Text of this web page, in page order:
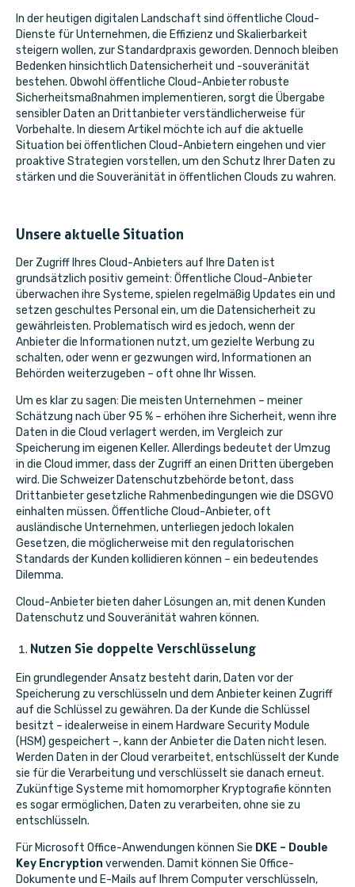
In der heutigen digitalen Landschaft sind öffentliche Cloud-
Dienste für Unternehmen, die Effizienz und Skalierbarkeit
steigern wollen, zur Standardpraxis geworden. Dennoch bleiben
Bedenken hinsichtlich Datensicherheit und -souveränität
bestehen. Obwohl öffentliche Cloud-Anbieter robuste
Sicherheitsmaßnahmen implementieren, sorgt die Übergabe
sensibler Daten an Drittanbieter verständlicherweise für
Vorbehalte. In diesem Artikel möchte ich auf die aktuelle
Situation bei öffentlichen Cloud-Anbietern eingehen und vier
proaktive Strategien vorstellen, um den Schutz Ihrer Daten zu
stärken und die Souveränität in öffentlichen Clouds zu wahren.
Unsere aktuelle Situation
Der Zugriff Ihres Cloud-Anbieters auf Ihre Daten ist
grundsätzlich positiv gemeint: Öffentliche Cloud-Anbieter
überwachen ihre Systeme, spielen regelmäßig Updates ein und
setzen geschultes Personal ein, um die Datensicherheit zu
gewährleisten. Problematisch wird es jedoch, wenn der
Anbieter die Informationen nutzt, um gezielte Werbung zu
schalten, oder wenn er gezwungen wird, Informationen an
Behörden weiterzugeben – oft ohne Ihr Wissen.
Um es klar zu sagen: Die meisten Unternehmen – meiner
Schätzung nach über 95 % – erhöhen ihre Sicherheit, wenn ihre
Daten in die Cloud verlagert werden, im Vergleich zur
Speicherung im eigenen Keller. Allerdings bedeutet der Umzug
in die Cloud immer, dass der Zugriff an einen Dritten übergeben
wird. Die Schweizer Datenschutzbehörde betont, dass
Drittanbieter gesetzliche Rahmenbedingungen wie die DSGVO
einhalten müssen. Öffentliche Cloud-Anbieter, oft
ausländische Unternehmen, unterliegen jedoch lokalen
Gesetzen, die möglicherweise mit den regulatorischen
Standards der Kunden kollidieren können – ein bedeutendes
Dilemma.
Cloud-Anbieter bieten daher Lösungen an, mit denen Kunden
Datenschutz und Souveränität wahren können.
Nutzen Sie doppelte Verschlüsselung
Ein grundlegender Ansatz besteht darin, Daten vor der
Speicherung zu verschlüsseln und dem Anbieter keinen Zugriff
auf die Schlüssel zu gewähren. Da der Kunde die Schlüssel
besitzt – idealerweise in einem Hardware Security Module
(HSM) gespeichert –, kann der Anbieter die Daten nicht lesen.
Werden Daten in der Cloud verarbeitet, entschlüsselt der Kunde
sie für die Verarbeitung und verschlüsselt sie danach erneut.
Zukünftige Systeme mit homomorpher Kryptografie könnten
es sogar ermöglichen, Daten zu verarbeiten, ohne sie zu
entschlüsseln.
Für Microsoft Office-Anwendungen können Sie DKE – Double
Key Encryptionverwenden. Damit können Sie Office-
Dokumente und E-Mails auf Ihrem Computer verschlüsseln,